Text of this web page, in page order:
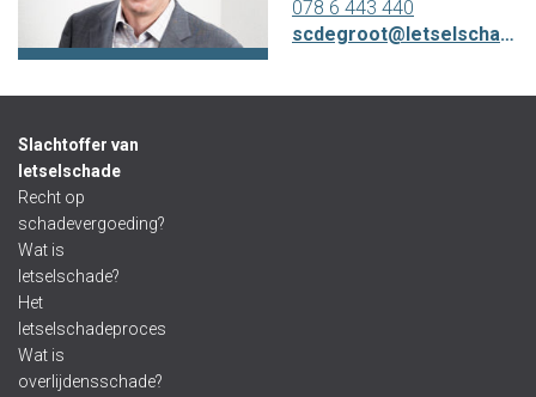
078 6 443 440
scdegroot@letselschade.com
Slachtoffer van
letselschade
Recht op
schadevergoeding?
Wat is
letselschade?
Het
letselschadeproces
Wat is
overlijdensschade?